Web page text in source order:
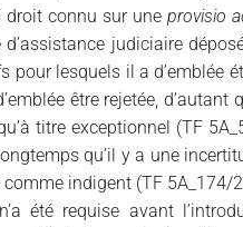
droit connu sur une provisio
judiciaire
lesquels il a d’emblée
être rejetée, d’autant
titre exceptionnel (TF
qu’il y a une
comme indigent (TF
n’a été requise avant